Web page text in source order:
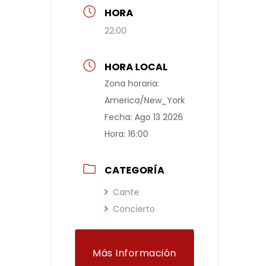
HORA
22:00
HORA LOCAL
Zona horaria:
America/New_York
Fecha: Ago 13 2026
Hora: 16:00
CATEGORÍA
Cante
Concierto
Más Información